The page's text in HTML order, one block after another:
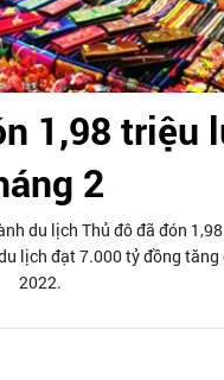
1,98 triệu
2
du lịch Thủ đô đã đón
lịch đạt 7.000 tỷ đồng
2022.